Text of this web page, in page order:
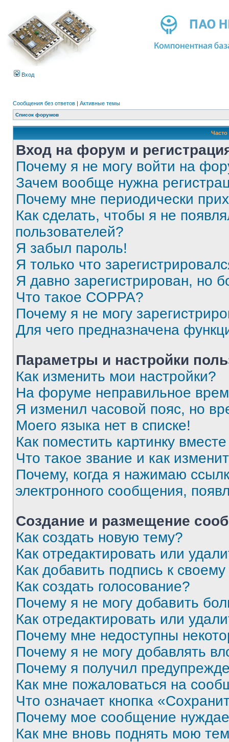
Вход
Сообщения без ответов | Активные темы
Список форумов
Вход на форум и
Почему я не могу войти на
Зачем вообще нужна
Почему мне периодически
Как сделать, чтобы я не
пользователей?
Я забыл пароль!
Я только что
Я давно зарегистрирован, но
Что такое COPPA?
Почему я не могу
Для чего предназначена
Параметры и настройки
Как изменить мои настройки?
На форуме неправильное
Я изменил часовой пояс, но
Моего языка нет в списке!
Как поместить картинку
Что такое звание и как
Почему, когда я нажимаю
электронного сообщения,
Создание и размещение
Как создать новую тему?
Как отредактировать или
Как добавить подпись к
Как создать голосование?
Почему я не могу добавить
Как отредактировать или
Почему мне недоступны
Почему я не могу добавлять
Почему я получил
Как мне пожаловаться на
Что означает кнопка
Почему мое сообщение
Как мне вновь поднять мою